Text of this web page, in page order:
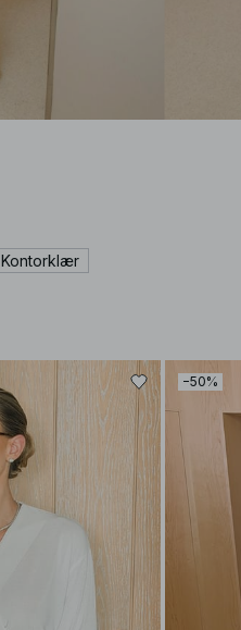
Kontorklær
−50%